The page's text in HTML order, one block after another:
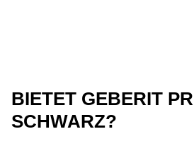
BIETET GEBERIT
SCHWARZ?